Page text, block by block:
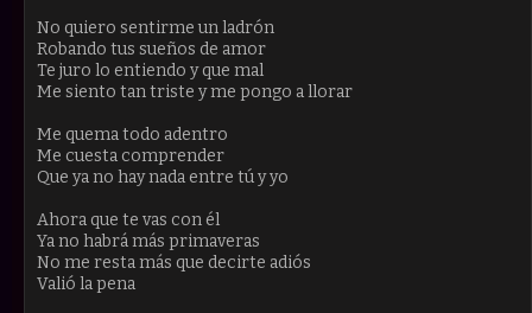
No quiero sentirme un ladrón
Robando tus sueños de amor
Te juro lo entiendo y que mal
Me siento tan triste y me pongo a llorar
Me quema todo adentro
Me cuesta comprender
Que ya no hay nada entre tú y yo
Ahora que te vas con él
Ya no habrá más primaveras
No me resta más que decirte adiós
Valió la pena